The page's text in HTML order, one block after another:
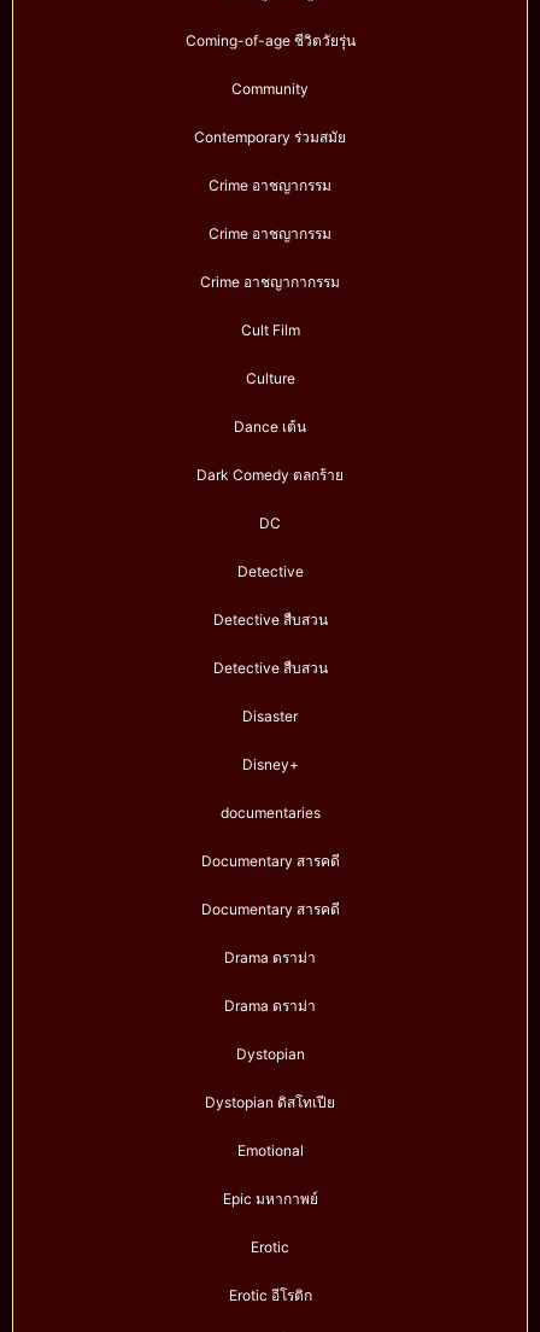
Coming-of-age ชีวิตวัยรุ่น
Community
Contemporary ร่วมสมัย
Crime อาชญากรรม
Crime อาชญากรรม
Crime อาชญากากรรม
Cult Film
Culture
Dance เต้น
Dark Comedy ตลกร้าย
DC
Detective
Detective สืบสวน
Detective สืบสวน
Disaster
Disney+
documentaries
Documentary สารคดี
Documentary สารคดี
Drama ดราม่า
Drama ดราม่า
Dystopian
Dystopian ดิสโทเปีย
Emotional
Epic มหากาพย์
Erotic
Erotic อีโรติก